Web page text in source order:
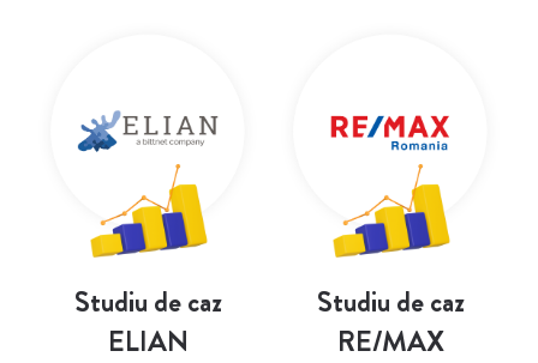
Studiu de caz
ELIAN
Studiu de caz
RE/MAX